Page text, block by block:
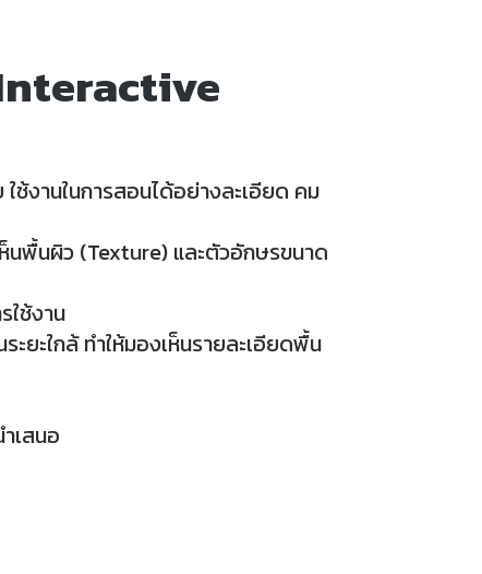
ช้งานในการสอนได้อย่างละเอียด คม
นพื้นผิว (Texture) และตัวอักษรขนาด
ใช้งาน
ะยะใกล้ ทำให้มองเห็นรายละเอียดพื้น
เสนอ